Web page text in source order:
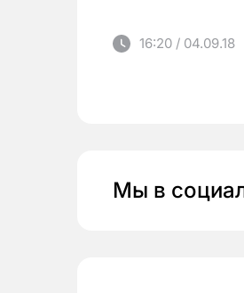
16:20 / 04.09.18
Мы в